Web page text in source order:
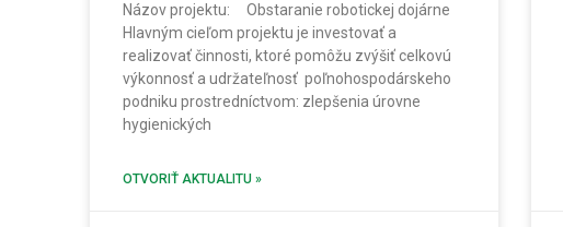
Názov projektu: Obstaranie robotickej dojárne
Hlavným cieľom projektu je investovať a
realizovať činnosti, ktoré pomôžu zvýšiť celkovú
výkonnosť a udržateľnosť poľnohospodárskeho
podniku prostredníctvom: zlepšenia úrovne
hygienických
OTVORIŤ AKTUALITU »